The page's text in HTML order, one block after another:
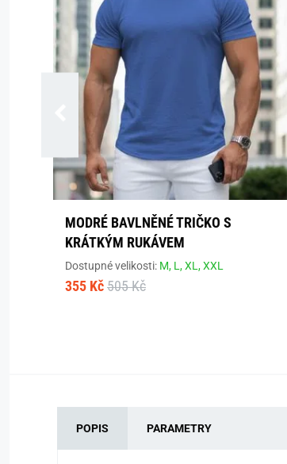
MODRÉ BAVLNĚNÉ TRIČKO S
KRÁTKÝM RUKÁVEM
Dostupné velikosti: M, L,XL,XXL
355 Kč 505 Kč
POPIS PARAMETRY